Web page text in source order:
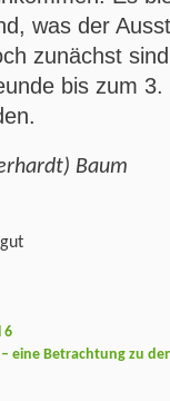
was der
zunächst
bis zum
Baum
6
– eine Betrachtung zu